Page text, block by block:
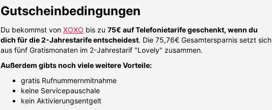
Internettarife:
Snuggy
Gutscheinbedingungen
Du bekommst von XOXO bis zu 75€ auf Telefonietarife geschenkt, wenn du
dich für die 2-Jahrestarife entscheidest. Die 75,76€ Gesamtersparnis setzt sich
aus fünf Gratismonaten im 2-Jahrestarif "Lovely" zusammen.
Außerdem gibts noch viele weitere Vorteile:
gratis Rufnummernmitnahme
keine Servicepauschale
kein Aktivierungsentgelt